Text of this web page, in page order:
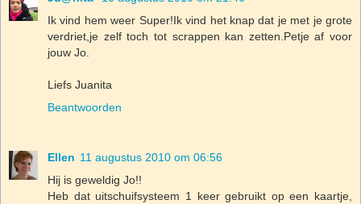
Ik vind hem weer Super!Ik vind het knap dat je met je grote
verdriet,je zelf toch tot scrappen kan zetten.Petje af voor
jouw Jo.
Liefs Juanita
Beantwoorden
Ellen 11 augustus 2010 om 06:56
Hij is geweldig Jo!!
Heb dat uitschuifsysteem 1 keer gebruikt op een kaartje,